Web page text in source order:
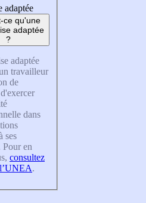
adaptée
ce qu'une
adaptée
?
adaptée
travailleur
de
dans
ses
Pour en
consultez
.